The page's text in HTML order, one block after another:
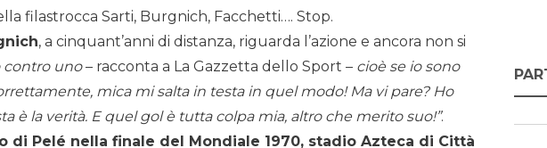
filastrocca Sarti, Burgnich, Facchetti…. Stop.
, a cinquant’anni di distanza, riguarda l’azione e ancora non si
contro uno– racconta a La Gazzetta dello Sport – cioè se io sono
mica mi salta in testa in quel modo! Ma vi pare? Ho
è la verità. E quel gol è tutta colpa mia, altro che merito suo!”.
di Pelé nella finale del Mondiale 1970, stadio Azteca di Città